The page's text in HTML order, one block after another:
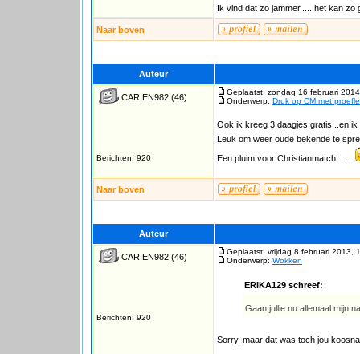
Ik vind dat zo jammer......het kan zo
Naar boven
Auteur
CARIEN982 (46)
Berichten: 920
Geplaatst: zondag 16 februari
Onderwerp: Druk op CM met
Ook ik kreeg 3 daagjes gratis...en
Leuk om weer oude bekende te
Een pluim voor Christianmatch.......
Naar boven
Auteur
CARIEN982 (46)
Berichten: 920
Geplaatst: vrijdag 8 februari 2013,
Onderwerp: Wokken
ERIKA129 schreef:
Gaan jullie nu allemaal mijn
Sorry, maar dat was toch jou